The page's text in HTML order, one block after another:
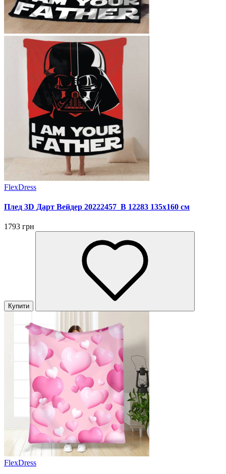
FlexDress
Плед 3D Дарт Вейдер 20222457_B 12283 135х160 см
1793 грн
Купити
FlexDress